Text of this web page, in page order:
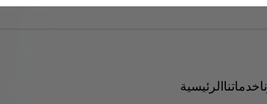
الرئيسيةخدماتنا